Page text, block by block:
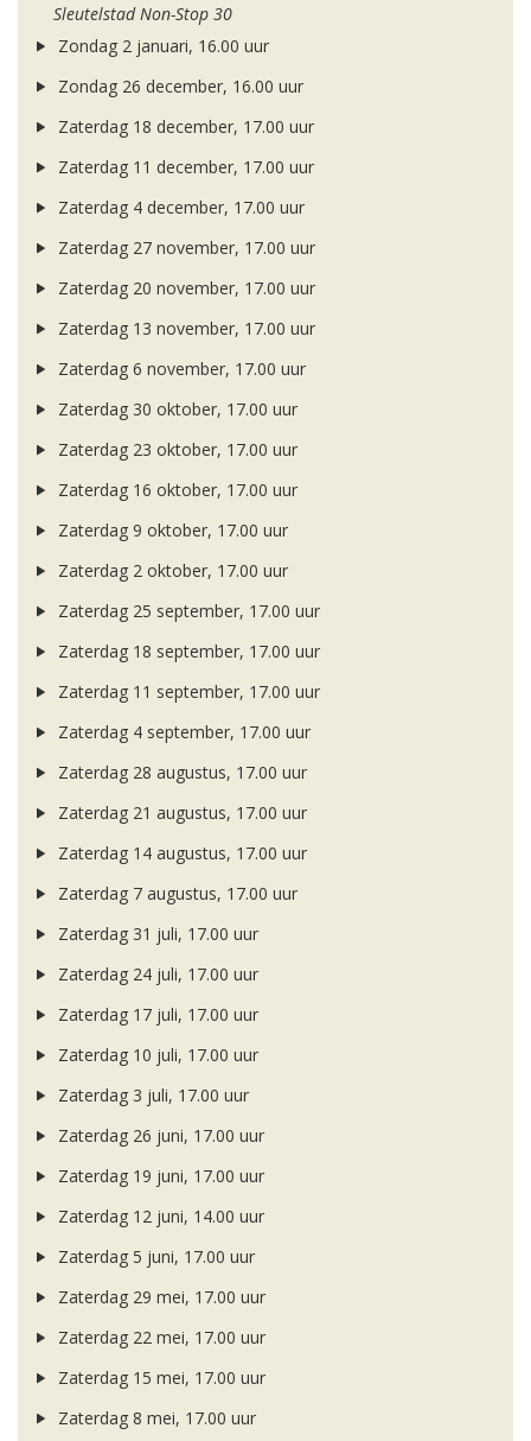
Sleutelstad Non-Stop 30
Zondag 2 januari, 16.00 uur
Zondag 26 december, 16.00 uur
Zaterdag 18 december, 17.00 uur
Zaterdag 11 december, 17.00 uur
Zaterdag 4 december, 17.00 uur
Zaterdag 27 november, 17.00 uur
Zaterdag 20 november, 17.00 uur
Zaterdag 13 november, 17.00 uur
Zaterdag 6 november, 17.00 uur
Zaterdag 30 oktober, 17.00 uur
Zaterdag 23 oktober, 17.00 uur
Zaterdag 16 oktober, 17.00 uur
Zaterdag 9 oktober, 17.00 uur
Zaterdag 2 oktober, 17.00 uur
Zaterdag 25 september, 17.00 uur
Zaterdag 18 september, 17.00 uur
Zaterdag 11 september, 17.00 uur
Zaterdag 4 september, 17.00 uur
Zaterdag 28 augustus, 17.00 uur
Zaterdag 21 augustus, 17.00 uur
Zaterdag 14 augustus, 17.00 uur
Zaterdag 7 augustus, 17.00 uur
Zaterdag 31 juli, 17.00 uur
Zaterdag 24 juli, 17.00 uur
Zaterdag 17 juli, 17.00 uur
Zaterdag 10 juli, 17.00 uur
Zaterdag 3 juli, 17.00 uur
Zaterdag 26 juni, 17.00 uur
Zaterdag 19 juni, 17.00 uur
Zaterdag 12 juni, 14.00 uur
Zaterdag 5 juni, 17.00 uur
Zaterdag 29 mei, 17.00 uur
Zaterdag 22 mei, 17.00 uur
Zaterdag 15 mei, 17.00 uur
Zaterdag 8 mei, 17.00 uur